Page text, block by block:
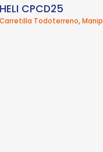
HELI CPCD25
Carretilla Todoterreno,